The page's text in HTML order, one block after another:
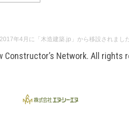
年4月に「木造建築.jp」から移設されまし
Constructor’s Network. All rights